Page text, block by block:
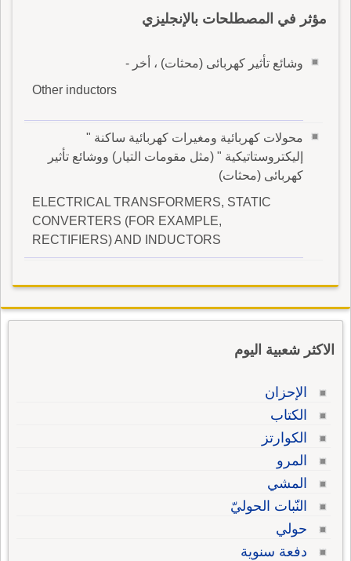
مؤثر في المصطلحات بالإنجليزي
وشائع تأثير كهربائى (محثات) ، أخر -
Other inductors
محولات كهربائية ومغيرات كهربائية ساكنة "
إليكتروستاتيكية " (مثل مقومات التيار) ووشائع تأثير
كهربائى (محثات)
ELECTRICAL TRANSFORMERS, STATIC
CONVERTERS (FOR EXAMPLE,
RECTIFIERS) AND INDUCTORS
الاكثر شعبية اليوم
الإحزان
الكتاب
الكوارتز
المرو
المشي
النّبات الحوليّ
حولي
دفعة سنوية